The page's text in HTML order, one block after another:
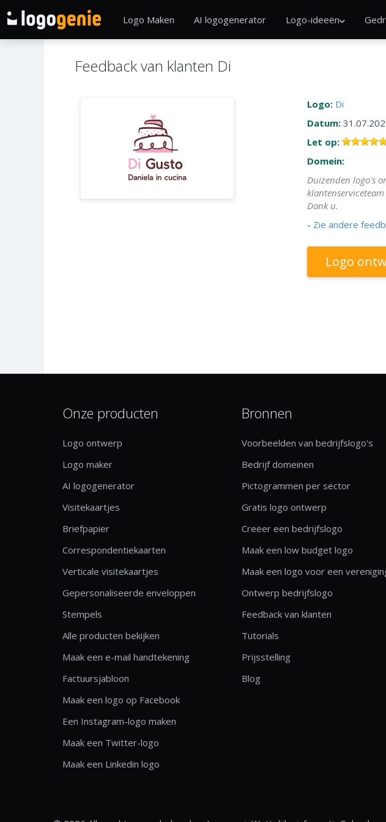
Logo Maken AI logogenerator Logo-ideeën
Feedback van klanten Di
Logo: Di
Datum:
Let op:
Domein:
Duizenden logo's
Dank u.
- Zie andere
Logo
Onze producten
Logo ontwerp
Logo maker
AI logogenerator
Visitekaartjes
Briefpapier
Correspondentiekaarten
Verticale visitekaartjes
Gepersonaliseerde enveloppen
Stempels
Alle producten bekijken
Maak een e-mail handtekening
Factuursjabloon
Maak een logo op Facebook
Een Instagram-logo maken
Maak een Twitter-logo
Maak een Linkedin logo
Bronnen
Voorbeelden van bedrijfslogo's
Bedrijf domeinen
Pictogrammen per sector
Gratis logo ontwerp
Creëer een bedrijfslogo
Maak een low budget logo
Maak een logo voor een
Ontwerp bedrijfslogo
Feedback van klanten
Tutorials
Prijsstelling
Blog